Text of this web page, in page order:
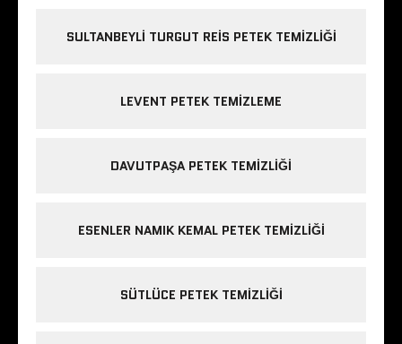
SULTANBEYLI TURGUT REIS PETEK TEMIZLIĞI
LEVENT PETEK TEMIZLEME
DAVUTPAŞA PETEK TEMIZLIĞI
ESENLER NAMIK KEMAL PETEK TEMIZLIĞI
SÜTLÜCE PETEK TEMIZLIĞI